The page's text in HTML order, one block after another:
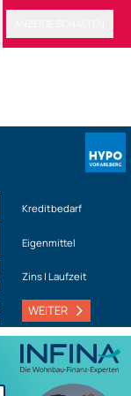
Kreditbedarf
Eigenmittel
Zins | Laufzeit
WEITER